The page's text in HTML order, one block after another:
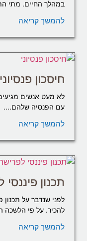
במהלך החיים. מתי
להמשך קריאה
חיסכון פנסיוני
עם הפנסיה שלהם....
להמשך קריאה
תכנון
לפני שנדבר על
להכיר. על פי הלשכה
להמשך קריאה